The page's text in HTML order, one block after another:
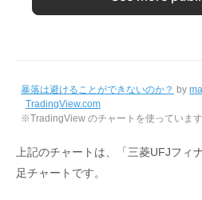
暴落は避けることができないのか？ by
TradingView.com
※TradingView のチャートを使っています
上記のチャートは、「三菱UFJフィ
足チャートです。